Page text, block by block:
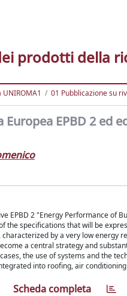
prodotti della
01 Pubblicazione su
Europea EPBD 2 ed
EPBD 2 "Energy Performance of
the specifications that will be
by a very low energy
a central strategy and
the use of systems and the
into roofing, air
Scheda completa